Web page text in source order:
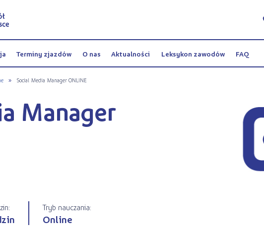
Terminy zjazdów O nas Aktualności Leksykon zawodów FAQ
» Social Media Manager ONLINE
Manager
Tryb nauczania:
Online